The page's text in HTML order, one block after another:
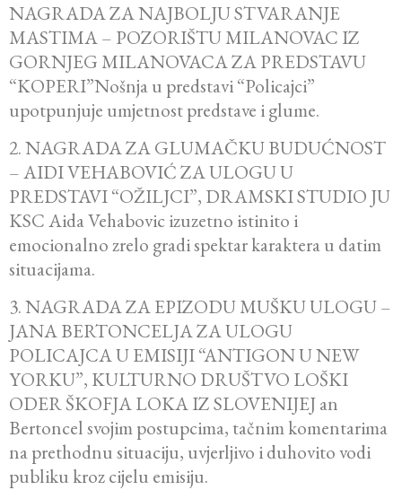
NAGRADA ZA NAJBOLJU STVARANJE
MASTIMA – POZORIŠTU MILANOVAC IZ
GORNJEG MILANOVACA ZA PREDSTAVU
“KOPERI”Nošnja u predstavi “Policajci”
upotpunjuje umjetnost predstave i glume.
2. NAGRADA ZA GLUMAČKU BUDUĆNOST
– AIDI VEHABOVIĆ ZA ULOGU U
PREDSTAVI “OŽILJCI”, DRAMSKI STUDIO JU
KSC Aida Vehabovic izuzetno istinito i
emocionalno zrelo gradi spektar karaktera u datim
situacijama.
3. NAGRADA ZA EPIZODU MUŠKU ULOGU –
JANA BERTONCELJA ZA ULOGU
POLICAJCA U EMISIJI “ANTIGON U NEW
YORKU”, KULTURNO DRUŠTVO LOŠKI
ODER ŠKOFJA LOKA IZ SLOVENIJEJ an
Bertoncel svojim postupcima, tačnim komentarima
na prethodnu situaciju, uvjerljivo i duhovito vodi
publiku kroz cijelu emisiju.